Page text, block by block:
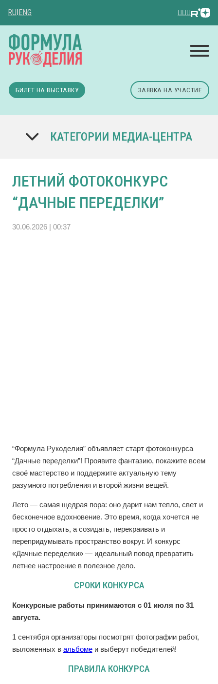
RU ENG
БИЛЕТ НА ВЫСТАВКУ ЗАЯВКА НА УЧАСТИЕ
КАТЕГОРИИ МЕДИА-ЦЕНТРА
ЛЕТНИЙ ФОТОКОНКУРС
“ДАЧНЫЕ ПЕРЕДЕЛКИ”
30.06.2026 | 00:37
“Формула Рукоделия” объявляет старт фотоконкурса
“Дачные переделки”! Проявите фантазию, покажите всем
своё мастерство и поддержите актуальную тему
разумного потребления и второй жизни вещей.
Лето — самая щедрая пора: оно дарит нам тепло, свет и
бесконечное вдохновение. Это время, когда хочется не
просто отдыхать, а созидать, перекраивать и
перепридумывать пространство вокруг. И конкурс
«Дачные переделки» — идеальный повод превратить
летнее настроение в полезное дело.
СРОКИ КОНКУРСА
Конкурсные работы принимаются с 01 июля по 31
августа.
1 сентября организаторы посмотрят фотографии работ,
выложенных в альбомеи выберут победителей!
ПРАВИЛА КОНКУРСА